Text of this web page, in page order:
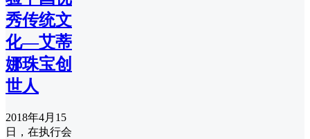
秀传统文
化—艾蒂
娜珠宝创
世人
2018年4月15
日，在执行会